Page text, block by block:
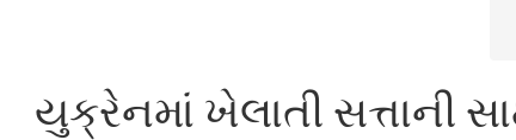
યુક્રેનમાં ખેલાતી સત્તાની